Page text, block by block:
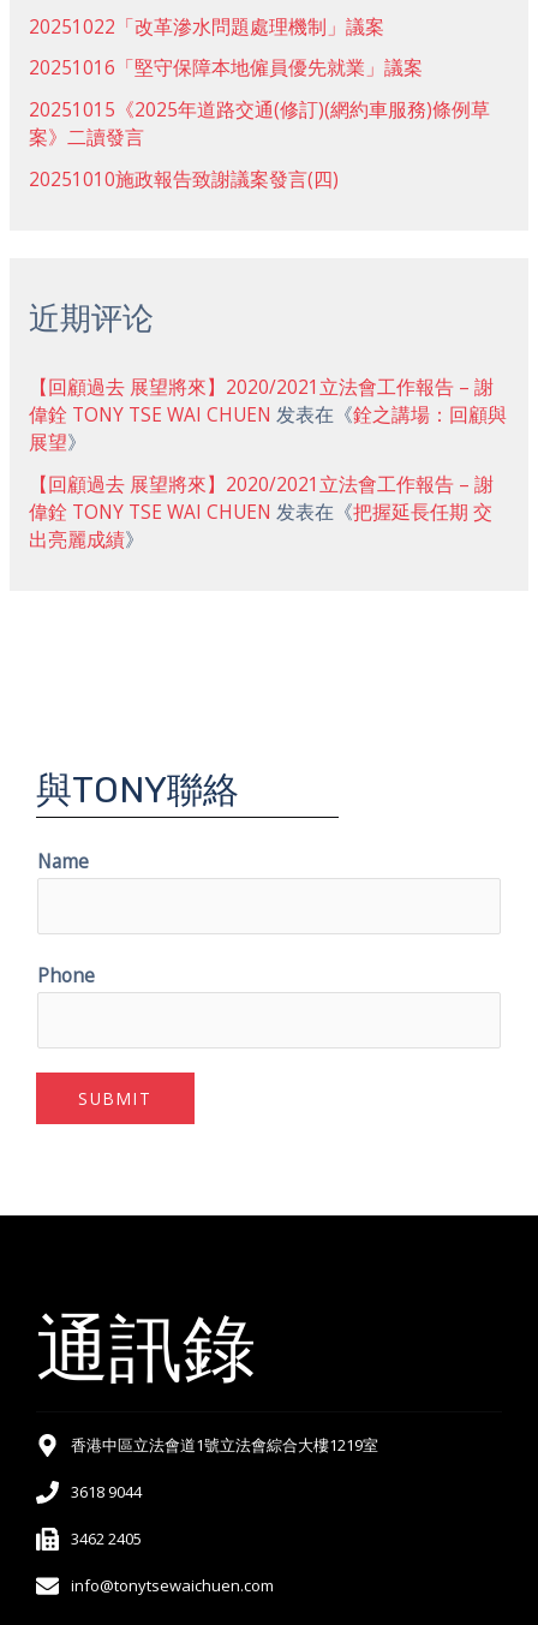
20251022「改革滲水問題處理機制」議案
20251016「堅守保障本地僱員優先就業」議案
20251015《2025年道路交通(修訂)(網約車服務)條例草
案》二讀發言
20251010施政報告致謝議案發言(四)
近期评论
【回顧過去 展望將來】2020/2021立法會工作報告 – 謝
偉銓 TONY TSE WAI CHUEN 发表在《銓之講場：回顧與
展望》
【回顧過去 展望將來】2020/2021立法會工作報告 – 謝
偉銓 TONY TSE WAI CHUEN 发表在《把握延長任期 交
出亮麗成績》
與TONY聯絡
Name
Phone
SUBMIT
通訊錄
香港中區立法會道1號立法會綜合大樓1219室
3618 9044
3462 2405
info@tonytsewaichuen.com